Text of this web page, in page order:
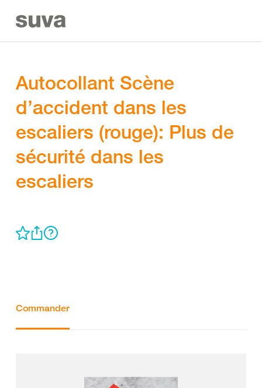
Autocollant Scène
d’accident dans les
escaliers (rouge): Plus de
sécurité dans les
escaliers
Commander